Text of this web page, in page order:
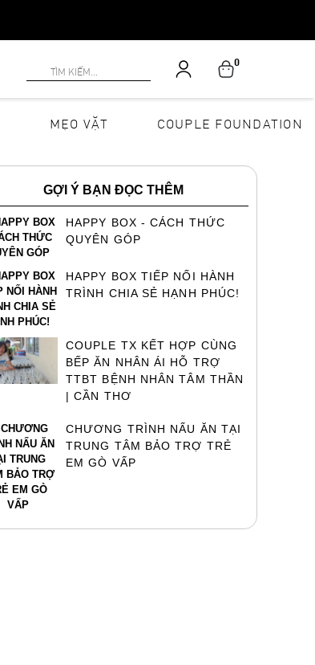
0
MẸO VẶT COUPLE FOUNDATION
GỢI Ý BẠN ĐỌC THÊM
HAPPY BOX - CÁCH THỨC
QUYÊN GÓP
HAPPY BOX TIẾP NỐI HÀNH
TRÌNH CHIA SẺ HẠNH PHÚC!
COUPLE TX KẾT HỢP CÙNG
BẾP ĂN NHÂN ÁI HỖ TRỢ
TTBT BỆNH NHÂN TÂM THẦN
| CẦN THƠ
CHƯƠNG TRÌNH NẤU ĂN TẠI
TRUNG TÂM BẢO TRỢ TRẺ
EM GÒ VẤP